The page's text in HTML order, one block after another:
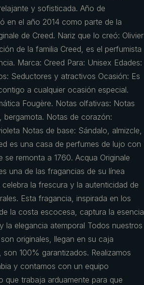
y sofisticada. Año de
en el año 2014 como parte de la
de Creed. Nariz que lo creó: Olivier
de la familia Creed, es el perfumista
Marca: Creed Para: Unisex Edades:
Seductores y atractivos Ocasión: Es
a cualquier ocasión especial.
Fougère. Notas olfativas: Notas
bergamota. Notas de corazón:
Notas de base: Sándalo, almizcle,
es una casa de perfumes de lujo con
se remonta a 1760. Acqua Originale
una de las fragancias de su línea
la frescura y la autenticidad de
Esta fragancia, inspirada en los
la costa escocesa, captura la esencia
la elegancia atemporal Todos nuestros
originales, llegan en su caja
son 100% garantizados. Realizamos
y contamos con un equipo
que trabaja arduamente para que